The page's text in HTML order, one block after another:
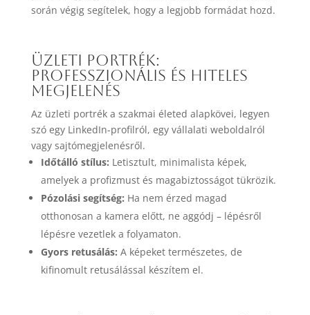
során végig segítelek, hogy a legjobb formádat hozd.
Üzleti portrék:
Professzionális és hiteles
megjelenés
Az üzleti portrék a szakmai életed alapkövei, legyen
szó egy LinkedIn-profilról, egy vállalati weboldalról
vagy sajtómegjelenésről.
Időtálló stílus: Letisztult, minimalista képek,
amelyek a profizmust és magabiztosságot tükrözik.
Pózolási segítség: Ha nem érzed magad
otthonosan a kamera előtt, ne aggódj – lépésről
lépésre vezetlek a folyamaton.
Gyors retusálás: A képeket természetes, de
kifinomult retusálással készítem el.